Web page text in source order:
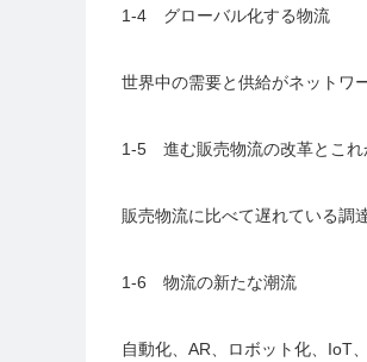
1-4 グローバル化する物流
世界中の需要と供給がネットワ
1-5 進む販売物流の改革とこれ
販売物流に比べて遅れている調
1-6 物流の新たな潮流
自動化、AR、ロボット化、IoT